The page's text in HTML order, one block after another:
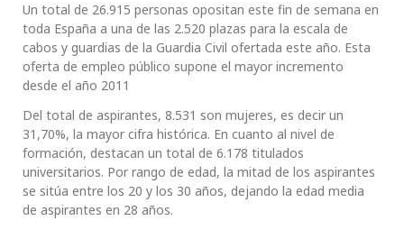
Un total de 26.915 personas opositan este fin de semana en
toda España a una de las 2.520 plazas para la escala de
cabos y guardias de la Guardia Civil ofertada este año. Esta
oferta de empleo público supone el mayor incremento
desde el año 2011
Del total de aspirantes, 8.531 son mujeres, es decir un
31,70%, la mayor cifra histórica. En cuanto al nivel de
formación, destacan un total de 6.178 titulados
universitarios. Por rango de edad, la mitad de los aspirantes
se sitúa entre los 20 y los 30 años, dejando la edad media
de aspirantes en 28 años.